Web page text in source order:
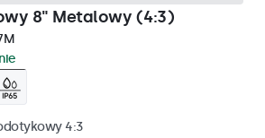
8" Metalowy (4:3)
4:3